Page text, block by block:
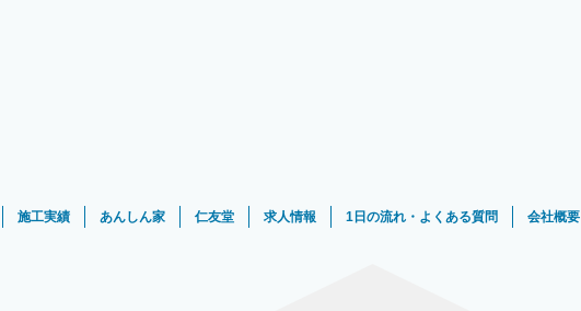
施工実績 あんしん家 仁友堂 求人情報 1日の流れ・よくある質問 会社概要